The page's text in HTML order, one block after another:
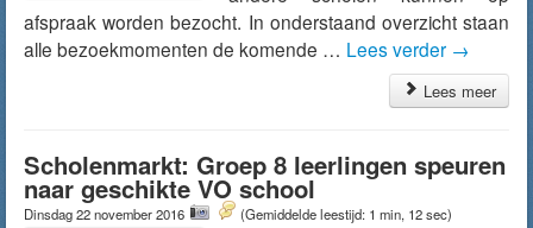
afspraak worden bezocht. In onderstaand overzicht staan
alle bezoekmomenten de komende … Lees verder →
Lees meer
Scholenmarkt: Groep 8 leerlingen speuren
naar geschikte VO school
Dinsdag 22 november 2016 (Gemiddelde leestijd: 1 min, 12 sec)